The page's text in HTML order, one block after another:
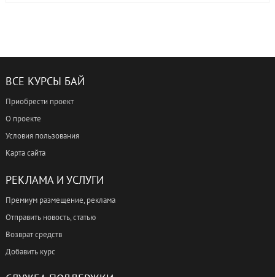
ВСЕ КУРСЫ БАЙ
Приобрести проект
О проекте
Условия пользования
Карта сайта
РЕКЛАМА И УСЛУГИ
Премиум размещение, реклама
Отправить новость, статью
Возврат средств
Добавить курс